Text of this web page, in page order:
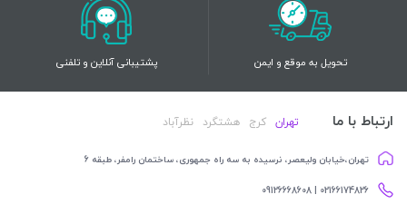
تحویل به موقع و ایمن پشتیبانی آنلاین و تلفنی
ارتباط با ما تهران کرج هشتگرد نظرآباد
تهران،خیابان ولیعصر، نرسیده به سه راه جمهوری، ساختمان رامفر، طبقه 6
02166174826 | 09126668608